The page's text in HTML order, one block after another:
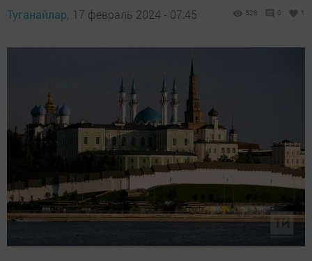
Туганайлар, 17 февраль 2024 - 07:45 528 0 1